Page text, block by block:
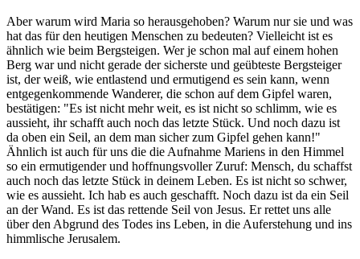
Aber warum wird Maria so herausgehoben? Warum nur sie und was
hat das für den heutigen Menschen zu bedeuten? Vielleicht ist es
ähnlich wie beim Bergsteigen. Wer je schon mal auf einem hohen
Berg war und nicht gerade der sicherste und geübteste Bergsteiger
ist, der weiß, wie entlastend und ermutigend es sein kann, wenn
entgegenkommende Wanderer, die schon auf dem Gipfel waren,
bestätigen: "Es ist nicht mehr weit, es ist nicht so schlimm, wie es
aussieht, ihr schafft auch noch das letzte Stück. Und noch dazu ist
da oben ein Seil, an dem man sicher zum Gipfel gehen kann!"
Ähnlich ist auch für uns die die Aufnahme Mariens in den Himmel
so ein ermutigender und hoffnungsvoller Zuruf: Mensch, du schaffst
auch noch das letzte Stück in deinem Leben. Es ist nicht so schwer,
wie es aussieht. Ich hab es auch geschafft. Noch dazu ist da ein Seil
an der Wand. Es ist das rettende Seil von Jesus. Er rettet uns alle
über den Abgrund des Todes ins Leben, in die Auferstehung und ins
himmlische Jerusalem.